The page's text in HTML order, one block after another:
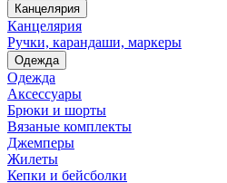
Канцелярия
Канцелярия
Ручки, карандаши, маркеры
Одежда
Одежда
Аксессуары
Брюки и шорты
Вязаные комплекты
Джемперы
Жилеты
Кепки и бейсболки